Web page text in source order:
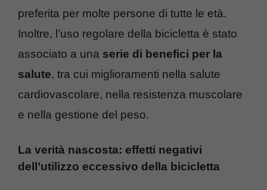
preferita per molte persone di tutte le età.
Inoltre, l’uso regolare della bicicletta è stato
associato a una serie di benefici per la
salute, tra cui miglioramenti nella salute
cardiovascolare, nella resistenza muscolare
e nella gestione del peso.
La verità nascosta: effetti negativi
dell’utilizzo eccessivo della bicicletta